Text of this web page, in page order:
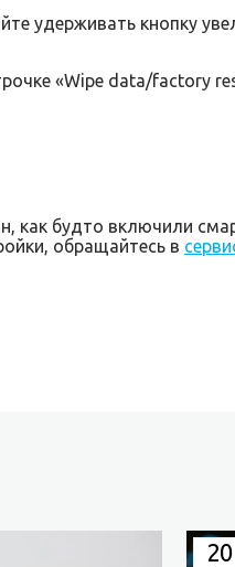
удерживать кнопку
«Wipe data/factory
как будто включили
обращайтесь в
20